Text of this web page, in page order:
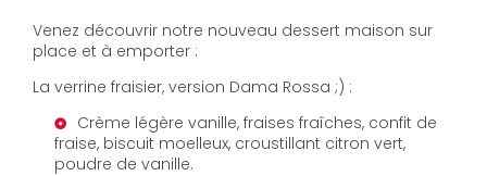
Venez découvrir notre nouveau dessert maison sur
place et à emporter :
La verrine fraisier, version Dama Rossa ;) :
Crème légère vanille, fraises fraîches, confit de
fraise, biscuit moelleux, croustillant citron vert,
poudre de vanille.